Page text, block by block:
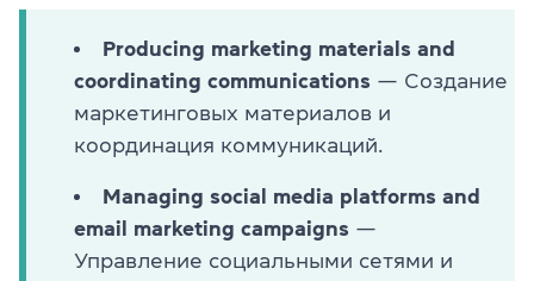
Producing marketing materials and
coordinating communications — Создание
маркетинговых материалов и
координация коммуникаций.
Managing social media platforms and
email marketing campaigns —
Управление социальными сетями и